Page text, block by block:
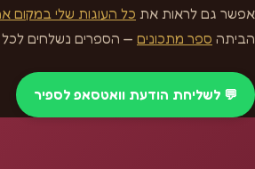
אפשר גם לראות את כל העוגות שלי במקום
הביתה ספר מתכונים — הספרים נשלחים
💬 לשליחת הודעת וואטסאפ לספיר